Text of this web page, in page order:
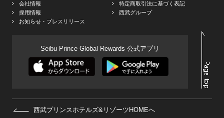
会社情報
採用情報
お知らせ・プレスリリース
特定商取引法に基づく表記
西武グループ
Seibu Prince Global Rewards 公式アプリ
西武プリンスホテルズ&リゾーツHOMEへ